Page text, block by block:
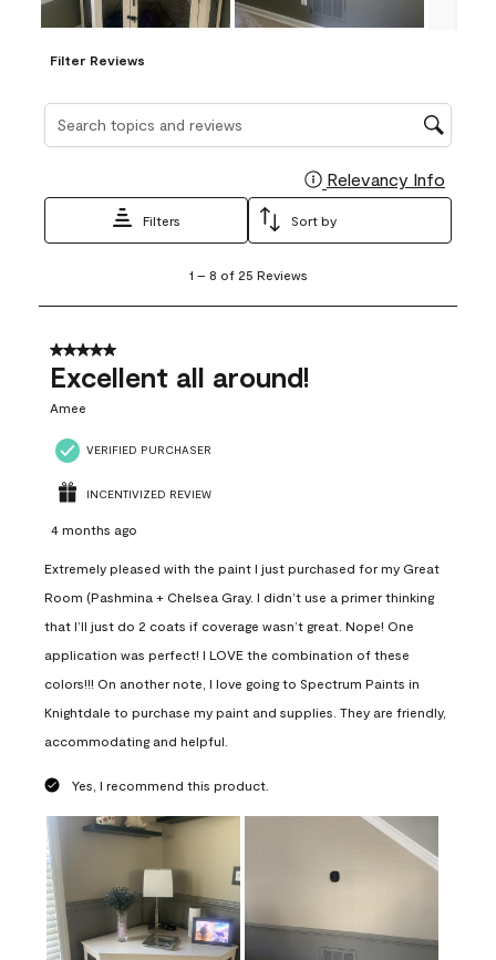
Filter Reviews
Relevancy Info
Filters Sort by
8
25
Reviews
1 – 8 of 25 Reviews
5 out of 5 stars.
Excellent all around!
Amee
VERIFIED PURCHASER
INCENTIVIZED REVIEW
4 months ago
Extremely pleased with the paint I just purchased for my Great
Room (Pashmina + Chelsea Gray. I didn’t use a primer thinking
that I’ll just do 2 coats if coverage wasn’t great. Nope! One
application was perfect! I LOVE the combination of these
colors!!! On another note, I love going to Spectrum Paints in
Knightdale to purchase my paint and supplies. They are friendly,
accommodating and helpful.
Yes, I recommend this product.